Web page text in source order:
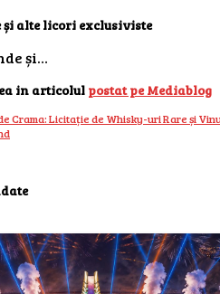
și alte licori exclusiviste
și…
in articolul postat pe Mediablog
Crama: Licitație de Whisky-uri Rare și